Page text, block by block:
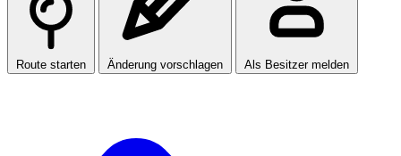
Route starten Änderung vorschlagen Als Besitzer melden